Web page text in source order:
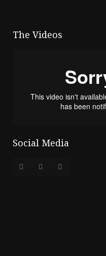
The Videos
Social Media